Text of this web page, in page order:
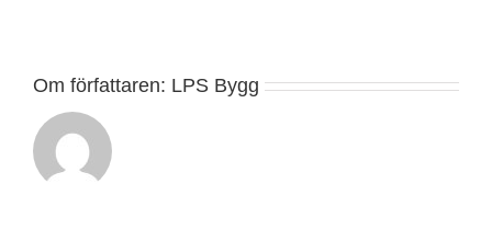
Om författaren: LPS Bygg